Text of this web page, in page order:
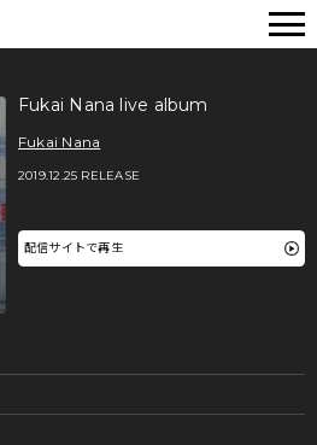
Fukai Nana live album
Fukai Nana
2019.12.25 RELEASE
配信サイトで再生